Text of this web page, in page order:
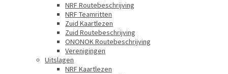
NRF Routebeschrijving
NRF Teamritten
Zuid Kaartlezen
Zuid Routebeschrijving
ONONOK Routebeschrijving
Verenigingen
Uitslagen
NRF Kaartlezen